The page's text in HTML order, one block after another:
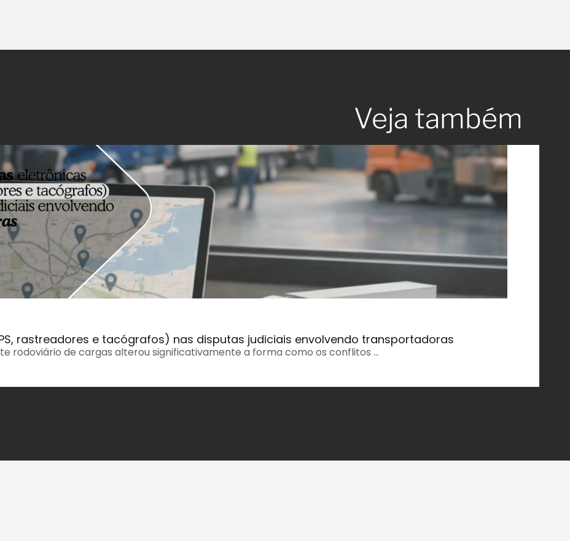
Veja também
rastreadores e tacógrafos) nas disputas judiciais envolvendo transportadoras
rodoviário de cargas alterou significativamente a forma como os conflitos …